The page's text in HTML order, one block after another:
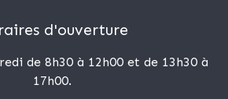
d'ouverture
de 8h30 à 12h00 et de 13h30 à
17h00.